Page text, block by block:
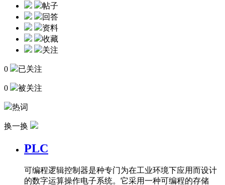
帖子
回答
资料
收藏
关注
0 已关注
0 被关注
热词
换一换
PLC
可编程逻辑控制器是种专门为在工业环境下应用而设计
的数字运算操作电子系统。它采用一种可编程的存储